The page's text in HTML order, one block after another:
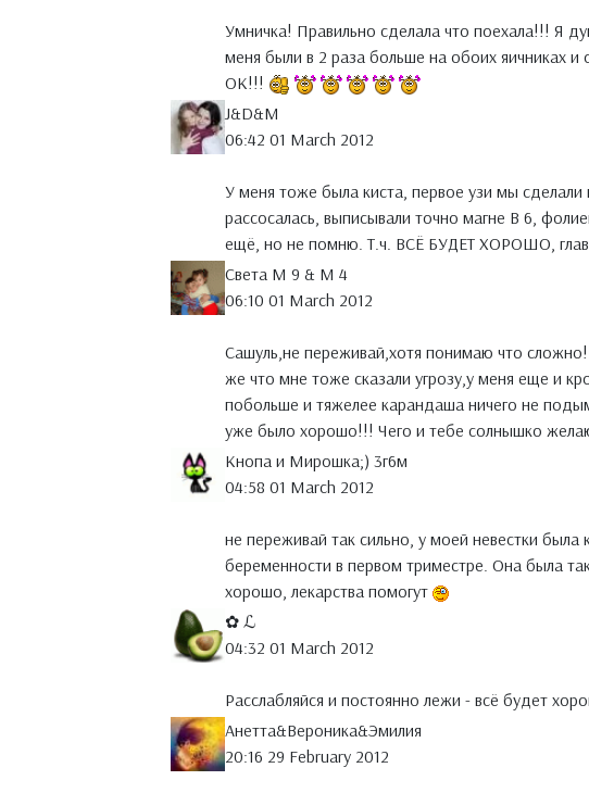
Умничка! Правильно сделала что поехала!!! Я
меня были в 2 раза больше на обоих яичниках и
ОК!!!
J&D&M
06:42 01 March 2012
У меня тоже была киста, первое узи мы
рассосалась, выписывали точно магне В 6,
ещё, но не помню. Т.ч. ВСЁ БУДЕТ ХОРОШО,
Света М 9 & М 4
06:10 01 March 2012
Сашуль,не переживай,хотя понимаю что
же что мне тоже сказали угрозу,у меня еще и
побольше и тяжелее карандаша ничего не
уже было хорошо!!! Чего и тебе солнышко
Кнопа и Мирошка;) 3г6м
04:58 01 March 2012
не переживай так сильно, у моей невестки
беременности в первом триместре. Она была
хорошо, лекарства помогут
✿ ℒ
04:32 01 March 2012
Расслабляйся и постоянно лежи - всё будет
Анетта&Вероника&Эмилия
20:16 29 February 2012